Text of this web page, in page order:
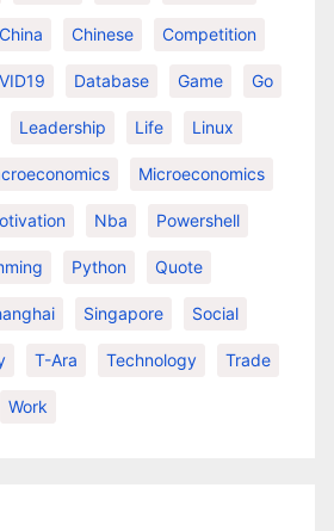
China Chinese Competition
Database Game Go
Leadership Life Linux
Microeconomics
Nba Powershell
Python Quote
Singapore Social
T-Ara Technology Trade
Work